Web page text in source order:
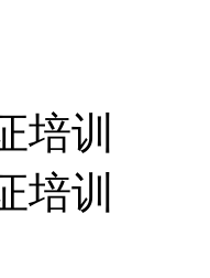
培训
培训